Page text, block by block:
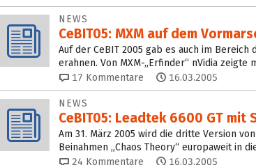
NEWS
CeBIT05: MXM auf dem
Auf der CeBIT 2005 gab es auch im
erahnen. Von MXM-„Erfinder“ nVidia
17 Kommentare 16.03.2005
NEWS
CeBIT05: Leadtek 6600 GT mit
Am 31. März 2005 wird die dritte Version
Beinahmen „Chaos Theory“ europaweit in
24 Kommentare 16.03.2005